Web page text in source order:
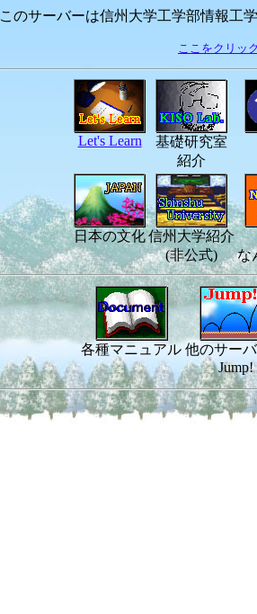
このサーバーは信州大学工学部情報工
ここをクリッ
Let's Learn
基礎研究室
紹介
日本の文化信州大学紹介
(非公式)
な
各種マニュアル 他のサー
Jump!